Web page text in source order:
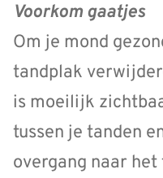
Voorkom gaatjes
Om je mond
tandplak
is moeilijk
tussen je tanden
overgang naar